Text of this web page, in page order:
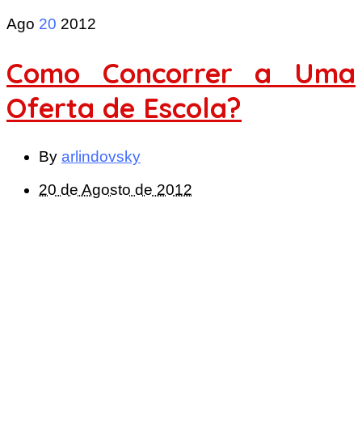
Ago 20 2012
Como Concorrer a Uma
Oferta de Escola?
By arlindovsky
20 de Agosto de 2012